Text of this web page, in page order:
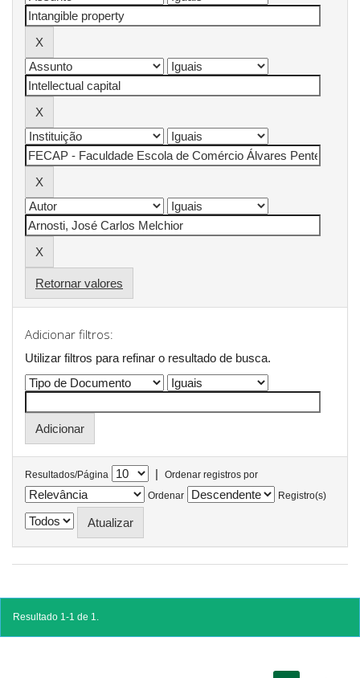
Retornar valores
Adicionar filtros:
Utilizar filtros para refinar o resultado de busca.
Resultados/Página |
Ordenar registros por
Ordenar
Registro(s)
Resultado 1-1 de 1.